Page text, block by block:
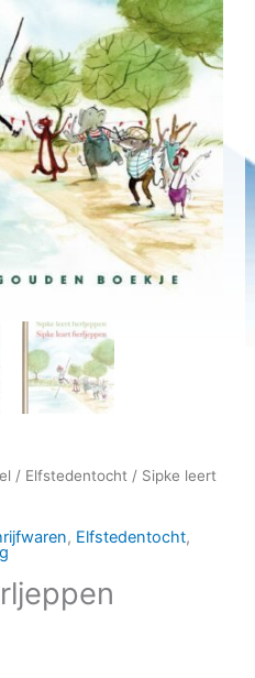
/ Elfstedentocht / Sipke leert
, Elfstedentocht,